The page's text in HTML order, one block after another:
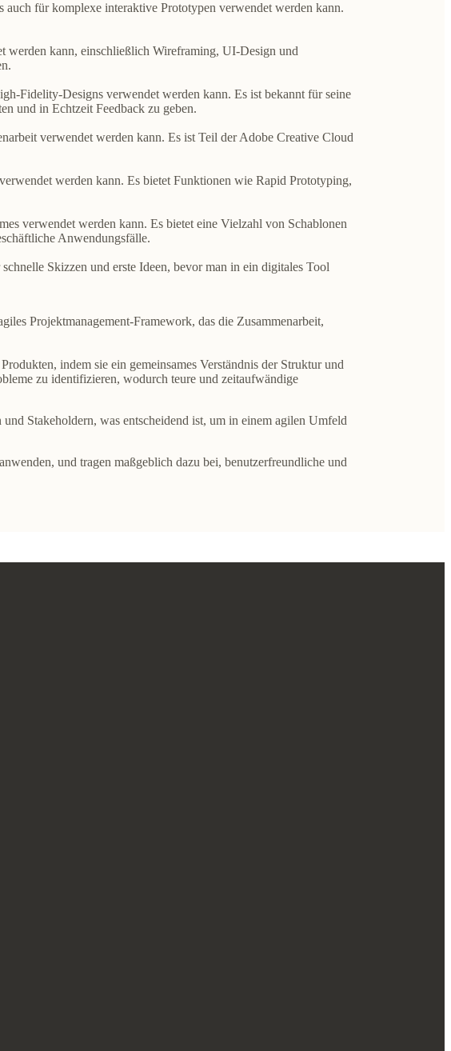
für komplexe interaktive Prototypen verwendet werden kann.
werden kann, einschließlich Wireframing, UI-Design und
Fidelity-Designs verwendet werden kann. Es ist bekannt für seine
und in Echtzeit Feedback zu geben.
verwendet werden kann. Es ist Teil der Adobe Creative Cloud
werden kann. Es bietet Funktionen wie Rapid Prototyping,
verwendet werden kann. Es bietet eine Vielzahl von Schablonen
Anwendungsfälle.
Skizzen und erste Ideen, bevor man in ein digitales Tool
Projektmanagement-Framework, das die Zusammenarbeit,
indem sie ein gemeinsames Verständnis der Strukturund
zu identifizieren, wodurch teure und zeitaufwändige
Stakeholdern, was entscheidend ist, um in einem agilen Umfeld
und tragen maßgeblich dazu bei, benutzerfreundliche und